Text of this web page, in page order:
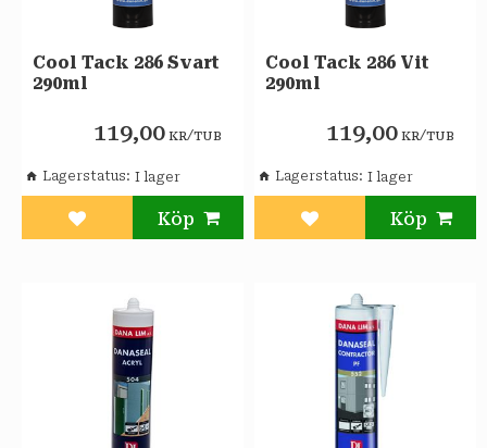
Cool Tack 286 Svart
290ml
119,00 KR/TUB
Lägg till i favoriter
Lagerstatus
Cool Tack 286 Vit
290ml
119,00 KR/TUB
Lägg till i favoriter
Lagerstatus